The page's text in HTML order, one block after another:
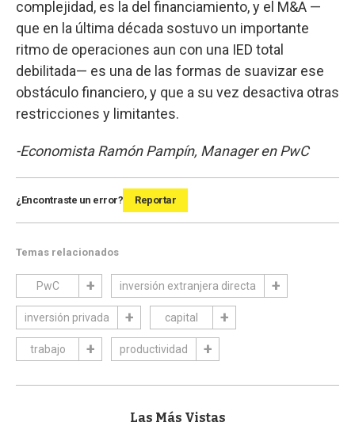
complejidad, es la del financiamiento, y el M&A —
que en la última década sostuvo un importante
ritmo de operaciones aun con una IED total
debilitada— es una de las formas de suavizar ese
obstáculo financiero, y que a su vez desactiva otras
restricciones y limitantes.
-Economista Ramón Pampín, Manager en PwC
¿Encontraste un error? Reportar
Temas relacionados
PwC inversión extranjera directa
inversión privada capital
trabajo productividad
Las Más Vistas